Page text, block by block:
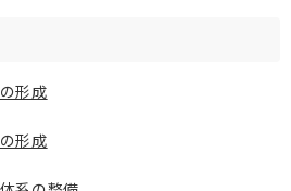
形成
形成